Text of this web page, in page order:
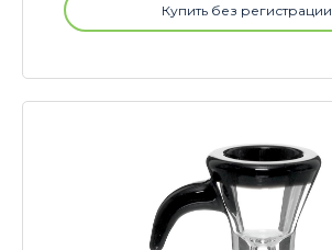
Купить без регистрации